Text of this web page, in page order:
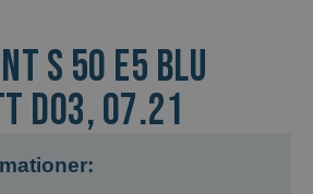
S 50 E5 BLU
D03, 07.21